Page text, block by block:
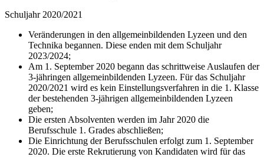
Schuljahr 2020/2021
Veränderungen in den allgemeinbildenden Lyzeen und den
Technika begannen. Diese enden mit dem Schuljahr
2023/2024;
Am 1. September 2020 begann das schrittweise Auslaufen der
3-jähringen allgemeinbildenden Lyzeen. Für das Schuljahr
2020/2021 wird es kein Einstellungsverfahren in die 1. Klasse
der bestehenden 3-jährigen allgemeinbildenden Lyzeen
geben;
Die ersten Absolventen werden im Jahr 2020 die
Berufsschule 1. Grades abschließen;
Die Einrichtung der Berufsschulen erfolgt zum 1. September
2020. Die erste Rekrutierung von Kandidaten wird für das